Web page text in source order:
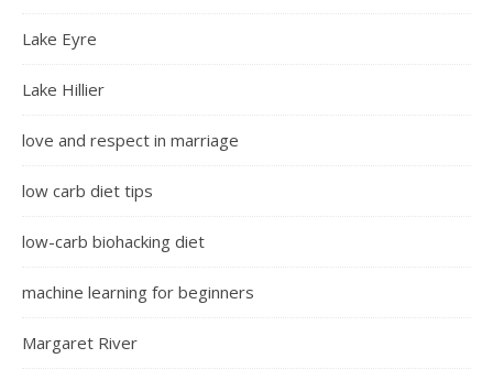
Lake Eyre
Lake Hillier
love and respect in marriage
low carb diet tips
low-carb biohacking diet
machine learning for beginners
Margaret River